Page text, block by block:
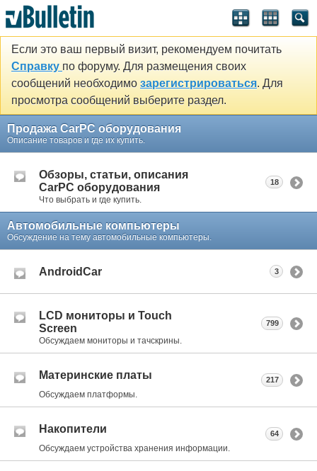
Если это ваш первый визит, рекомендуем почитать
Справку по форуму. Для размещения своих
сообщений необходимо зарегистрироваться. Для
просмотра сообщений выберите раздел.
Продажа CarPC оборудования
Описание товаров и где их купить.
Обзоры, статьи, описания
CarPC оборудования
Что выбрать и где купить.
18
Автомобильные компьютеры
Обсуждение на тему автомобильные компьютеры.
AndroidCar 3
LCD мониторы и Touch
Screen
Обсуждаем мониторы и тачскрины.
799
Материнские платы
Обсуждаем платформы.
217
Накопители
Обсуждаем устройства хранения информации.
64